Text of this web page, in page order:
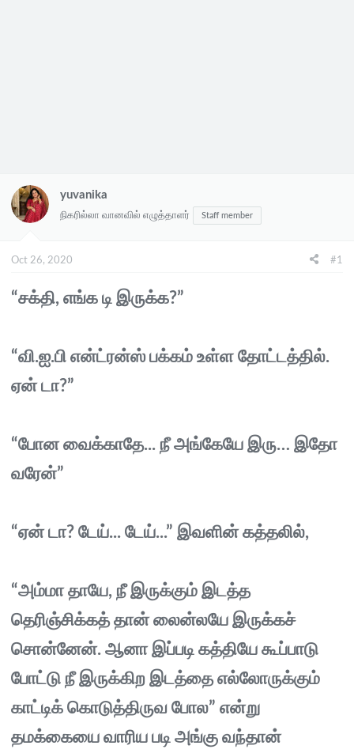
yuvanika
நிகரில்லா வானவில் எழுத்தாளர் Staff member
Oct 26, 2020 #1
“சக்தி, எங்க டி இருக்க?”
“வி.ஐ.பி என்ட்ரன்ஸ் பக்கம் உள்ள தோட்டத்தில்.
ஏன் டா?”
“போன வைக்காதே... நீ அங்கேயே இரு… இதோ
வரேன்”
“ஏன் டா? டேய்... டேய்...” இவளின் கத்தலில்,
“அம்மா தாயே, நீ இருக்கும் இடத்த
தெரிஞ்சிக்கத் தான் லைன்லயே இருக்கச்
சொன்னேன். ஆனா இப்படி கத்தியே கூப்பாடு
போட்டு நீ இருக்கிற இடத்தை எல்லோருக்கும்
காட்டிக் கொடுத்திருவ போல” என்று
தமக்கையை வாரிய படி அங்கு வந்தான்